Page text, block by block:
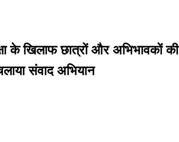
के खिलाफ छात्रों और अभिभावकों की
संवाद अभियान